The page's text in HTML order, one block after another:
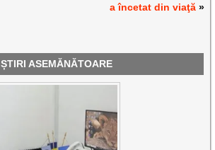
a încetat din viaţă»
ȘTIRI ASEMĂNĂTOARE